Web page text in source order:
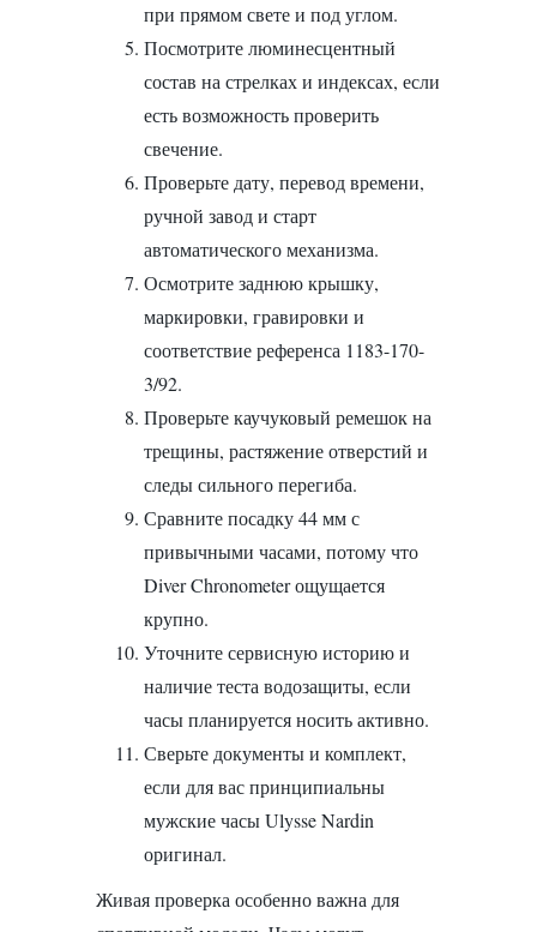
при прямом свете и под углом.
Посмотрите люминесцентный
состав на стрелках и индексах, если
есть возможность проверить
свечение.
Проверьте дату, перевод времени,
ручной завод и старт
автоматического механизма.
Осмотрите заднюю крышку,
маркировки, гравировки и
соответствие референса 1183-170-
3/92.
Проверьте каучуковый ремешок на
трещины, растяжение отверстий и
следы сильного перегиба.
Сравните посадку 44 мм с
привычными часами, потому что
Diver Chronometer ощущается
крупно.
Уточните сервисную историю и
наличие теста водозащиты, если
часы планируется носить активно.
Сверьте документы и комплект,
если для вас принципиальны
мужские часы Ulysse Nardin
оригинал.
Живая проверка особенно важна для